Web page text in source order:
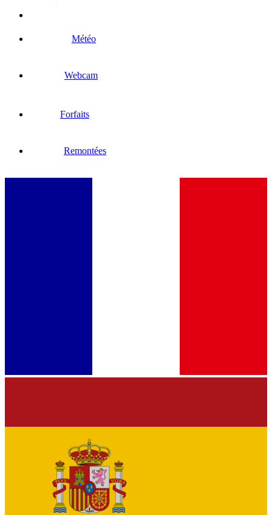
Météo
Webcam
Forfaits
Remontées